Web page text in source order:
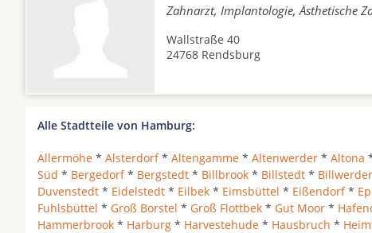
Zahnarzt, Implantologie, Ästhetische
Wallstraße 40
24768 Rendsburg
Alle Stadtteile von Hamburg:
Allermöhe * Alsterdorf* Altengamme * Altenwerder * Altona
Süd * Bergedorf* Bergstedt * Billbrook * Billstedt * Billwerder
Duvenstedt * Eidelstedt * Eilbek * Eimsbüttel * Eißendorf*
Fuhlsbüttel * Groß Borstel * Groß Flottbek * Gut Moor *
Hammerbrook * Harburg * Harvestehude * Hausbruch *